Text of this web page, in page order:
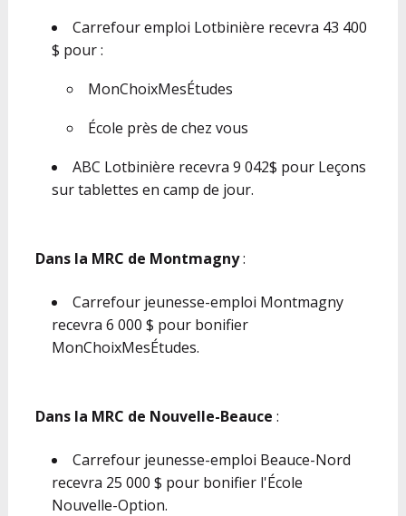
Carrefour emploi Lotbinière recevra 43 400
$ pour :
MonChoixMesÉtudes
École près de chez vous
ABC Lotbinière recevra 9 042$ pour Leçons
sur tablettes en camp de jour.
Dans la MRC de Montmagny:
Carrefour jeunesse-emploi Montmagny
recevra 6 000 $ pour bonifier
MonChoixMesÉtudes.
Dans la MRC de Nouvelle-Beauce :
Carrefour jeunesse-emploi Beauce-Nord
recevra 25 000 $ pour bonifier l'École
Nouvelle-Option.